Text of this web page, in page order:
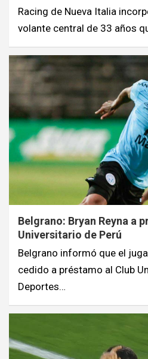
Racing de Nueva Italia
volante central de 33 años
Belgrano: Bryan Reyna a
Universitario de Perú
Belgrano informó que el
cedido a préstamo al Club
Deportes…